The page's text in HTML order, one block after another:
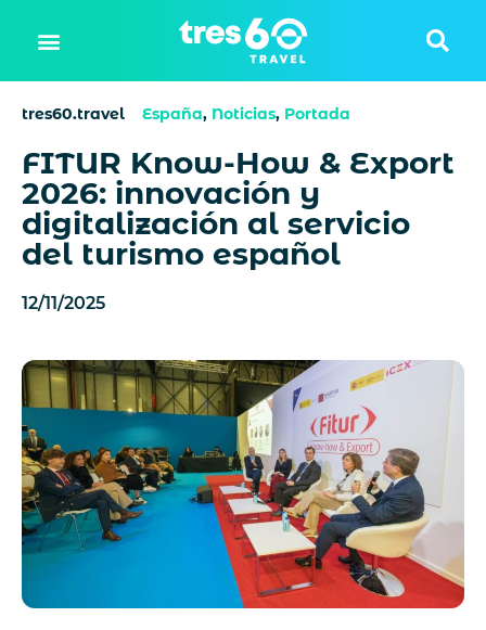
tres60.travel España, Noticias, Portada
FITUR Know-How & Export
2026: innovación y
digitalización al servicio
del turismo español
12/11/2025